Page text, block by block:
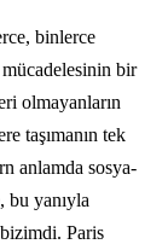
binlerce
bir
olmayanların
taşımanın tek
anlamda sosya­
bu yanıyla
Paris